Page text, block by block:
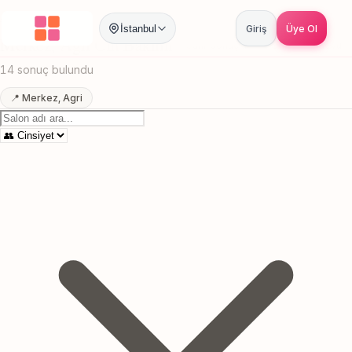
İstanbul Giriş Üye Ol
Anasayfa / Agri Merkez Cilt Bakımı
Merkez, Agri Cilt Bakımı
14 sonuç bulundu
📍 Merkez, Agri
Canlı sonuçlar Online randevu